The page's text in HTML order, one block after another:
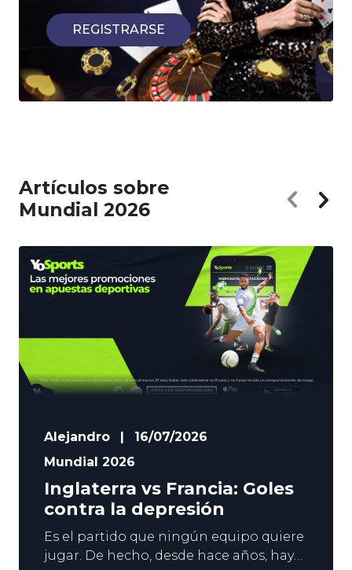
REGISTRARSE
Artículos sobre
Mundial 2026
Alejandro
16/07/2026
Mundial 2026
Inglaterra vs Francia: Goles
contra la depresión
Es el partido que ningún equipo quiere
jugar. De hecho, desde hace años, hay